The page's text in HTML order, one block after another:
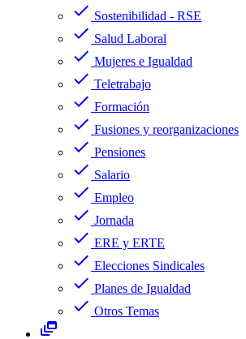
check Sostenibilidad - RSE
check Salud Laboral
check Mujeres e Igualdad
check Teletrabajo
check Formación
check Fusiones y reorganizaciones
check Pensiones
check Salario
check Empleo
check Jornada
check ERE y ERTE
check Elecciones Sindicales
check Planes de Igualdad
check Otros Temas
dynamic_feed